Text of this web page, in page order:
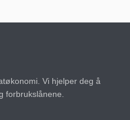
Vi hjelper deg å
forbrukslånene.